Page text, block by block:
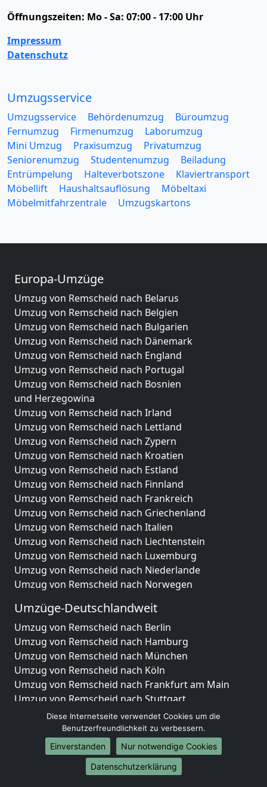
Öffnungszeiten: Mo - Sa: 07:00 - 17:00 Uhr
Impressum
Datenschutz
Umzugsservice
Umzugsservice Behördenumzug
Büroumzug
Fernumzug
Firmenumzug
Laborumzug
Mini Umzug
Praxisumzug
Privatumzug
Seniorenumzug
Studentenumzug
Beiladung
Entrümpelung
Halteverbotszone
Klaviertransport
Möbellift
Haushaltsauflösung
Möbeltaxi
Möbelmitfahrzentrale
Umzugskartons
Europa-Umzüge
Umzug von Remscheid nach Belarus
Umzug von Remscheid nach Belgien
Umzug von Remscheid nach Bulgarien
Umzug von Remscheid nach Dänemark
Umzug von Remscheid nach England
Umzug von Remscheid nach Portugal
Umzug von Remscheid nach Bosnien
und Herzegowina
Umzug von Remscheid nach Irland
Umzug von Remscheid nach Lettland
Umzug von Remscheid nach Zypern
Umzug von Remscheid nach Kroatien
Umzug von Remscheid nach Estland
Umzug von Remscheid nach Finnland
Umzug von Remscheid nach Frankreich
Umzug von Remscheid nach Griechenland
Umzug von Remscheid nach Italien
Umzug von Remscheid nach Liechtenstein
Umzug von Remscheid nach Luxemburg
Umzug von Remscheid nach Niederlande
Umzug von Remscheid nach Norwegen
Umzüge-Deutschlandweit
Umzug von Remscheid nach Berlin
Umzug von Remscheid nach Hamburg
Umzug von Remscheid nach München
Umzug von Remscheid nach Köln
Umzug von Remscheid nach Frankfurt am Main
Umzug von Remscheid nach Stuttgart
Umzug von Remscheid nach Düsseldorf
Umzug von Remscheid nach Leipzig
Umzug von Remscheid nach Dortmund
Umzug von Remscheid nach Essen
Umzug von Remscheid nach Bremen
Diese Internetseite verwendet Cookies um die
Benutzerfreundlichkeit zu verbessern.
Einverstanden
Nur notwendige Cookies
Datenschutzerklärung